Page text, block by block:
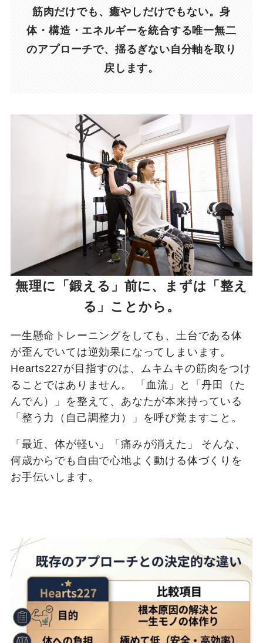
筋肉だけでも、癒やしだけでもない。身
体・構造・エネルギーを統合する唯一無二
のアプローチで、揺るぎない自分軸を取り
戻します。
無理に「鍛える」前に、まずは「整え
る」ことから。
一生懸命トレーニングをしても、土台である体
が歪んでいては逆効果になってしまいます。
Hearts227が目指すのは、ムキムキの筋肉をつけ
ることではありません。 「血流」と「丹田（た
んでん）」を整えて、あなたが本来持っている
「整う力（自己調整力）」を呼び覚ますこと。
「最近、体が軽い」「痛みが消えた」 そんな、
何歳からでも自由で心地よく動ける体づくりを
お手伝いします。